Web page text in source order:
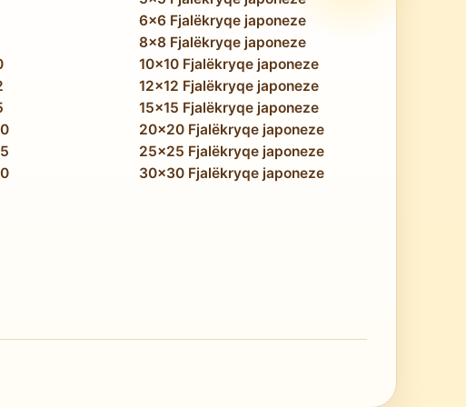
6x6 Fjalëkryqe japoneze
8x8 Fjalëkryqe japoneze
10x10 Fjalëkryqe japoneze
12x12 Fjalëkryqe japoneze
15x15 Fjalëkryqe japoneze
20x20 Fjalëkryqe japoneze
25x25 Fjalëkryqe japoneze
30x30 Fjalëkryqe japoneze